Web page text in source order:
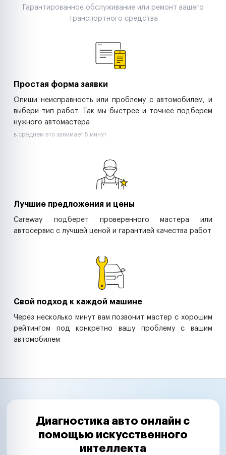
Строительные компании
Аренда спецтехники
Гарантированное обслуживание или ремонт вашего
транспортного средства
Простая форма заявки
Опиши неисправность или проблему с автомобилем, и
выбери тип работ. Так мы быстрее и точнее подберем
нужного автомастера
в среднем это занимает 5 минут
Лучшие предложения и цены
Careway подберет проверенного мастера или
автосервис с лучшей ценой и гарантией качества работ
Свой подход к каждой машине
Через несколько минут вам позвонит мастер с хорошим
рейтингом под конкретно вашу проблему с вашим
автомобилем
Диагностика авто онлайн с
помощью искусственного
интеллекта